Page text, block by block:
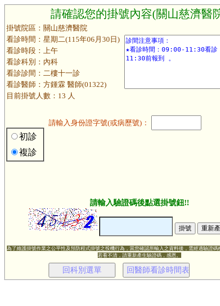
請確認您的掛號內容(關山慈濟醫
掛號院區：關山慈濟醫院
看診時間：星期二(115年06月30日)
看診時段：上午
看診科別：內科
看診診間：二樓十一診
看診醫師：方鍾霖 醫師(01322)
目前掛號人數：13 人
初診
複診
請輸入身份證字號(或病歷號)：
請輸入驗證碼後點選掛號鈕!!
為了維護掛號作業之公平性及預防程式掛號之投機行為，當您確認所輸入之資料後，需經過驗證碼
若看不清，請重新產生驗證碼，感恩。